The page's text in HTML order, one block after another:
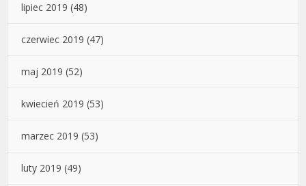
lipiec 2019 (48)
czerwiec 2019 (47)
maj 2019 (52)
kwiecień 2019 (53)
marzec 2019 (53)
luty 2019 (49)